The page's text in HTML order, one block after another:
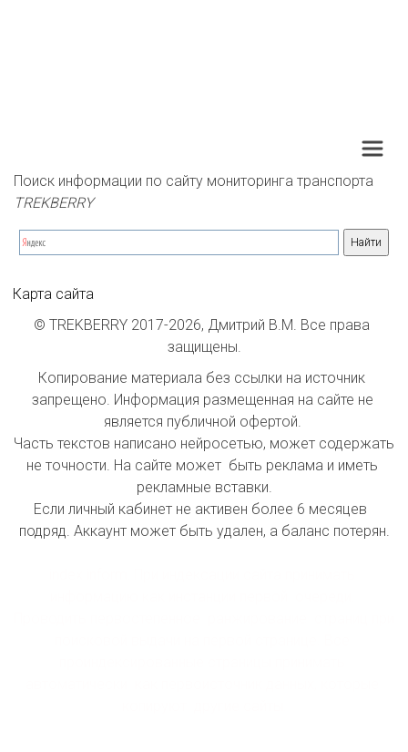
Поиск информации по сайту мониторинга транспорта
TREKBERRY
Карта сайта
© TREKBERRY 2017-2026, Дмитрий В.М. Все права
защищены.
Копирование материала без ссылки на источник
запрещено. Информация размещенная на сайте не
является публичной офертой.
Часть текстов написано нейросетью, может содержать
не точности. На сайте может  быть реклама и иметь
рекламные вставки.
Если личный кабинет не активен более 6 месяцев
подряд. Аккаунт может быть удален, а баланс потерян.